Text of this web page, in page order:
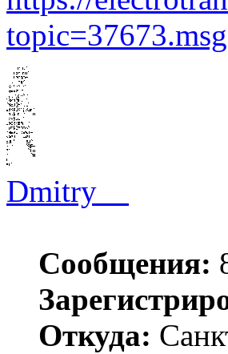
Dmitry__
Сообщения:
Откуда: